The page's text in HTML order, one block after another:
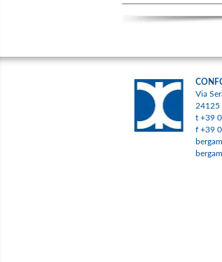
Via
24125
t +39
f +39